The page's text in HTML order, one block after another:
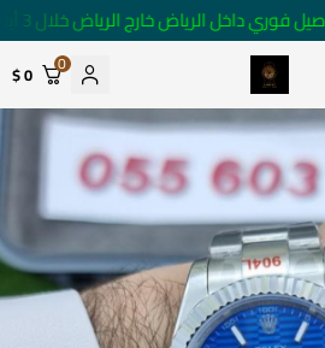
فوري داخل الرياض خارج الرياض خلال 3 أيام 🚚
متجر ساعات رومانس
0
0 $